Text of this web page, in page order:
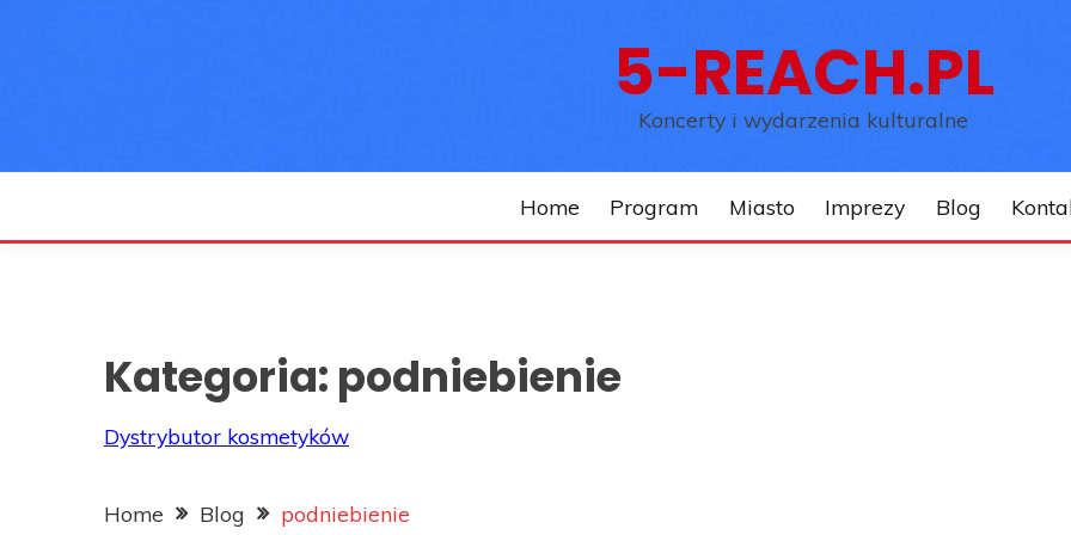
5-REACH.PL
Koncerty i wydarzenia kulturalne
Home Program Miasto Imprezy Blog
Kategoria: podniebienie
Dystrybutor kosmetyków
Home Blog podniebienie